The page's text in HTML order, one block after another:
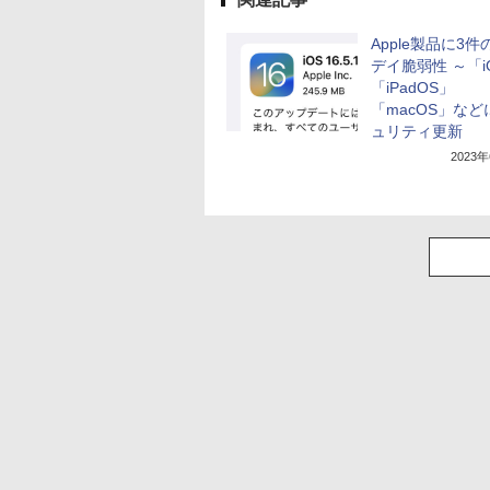
Apple製品に3件
デイ脆弱性 ～「
「iPadOS」
「macOS」など
ュリティ更新
2023